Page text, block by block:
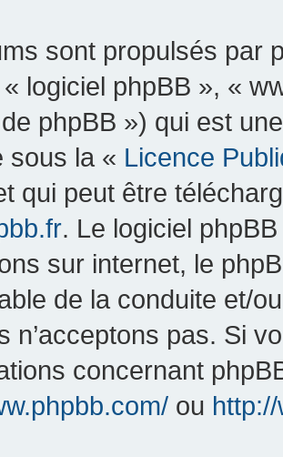
sont propulsés par
logiciel phpBB », «
phpBB ») qui est
sous la « Licence
qui peut être
. Le logiciel
sur internet, le
de la conduite et/
n’acceptons pas. Si
concernant
ou